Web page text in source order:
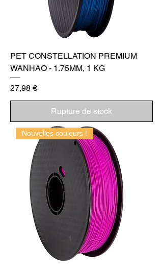
PET CONSTELLATION PREMIUM
WANHAO - 1.75MM, 1 KG
Prix
27,98 €
Rupture de stock
Nouvelles couleurs !